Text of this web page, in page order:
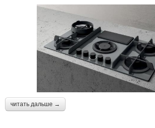
читать дальше →